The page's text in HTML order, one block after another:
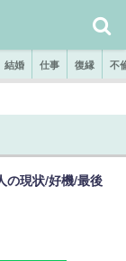
結婚 仕事 復縁 不
の現状/好機/最後